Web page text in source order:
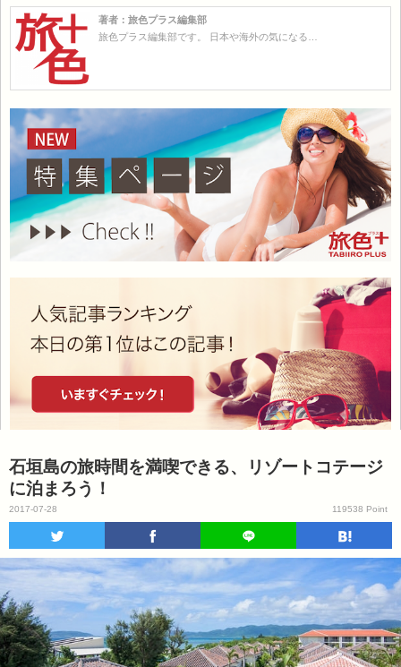
著者：旅色プラス編集部
旅色プラス編集部です。 日本や海外の気になる…
石垣島の旅時間を満喫できる、リゾートコテージ
に泊まろう！
2017-07-28 119538 Point